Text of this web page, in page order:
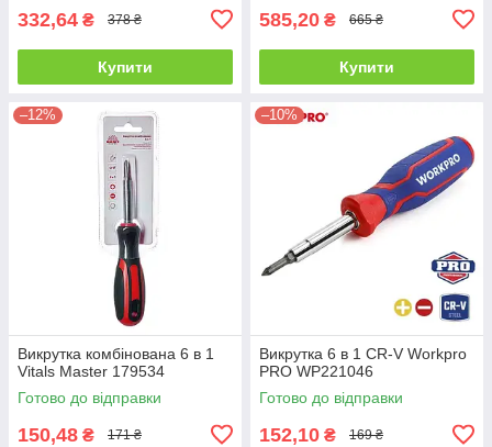
332,64 ₴ 378 ₴
Купити
585,20 ₴ 665 ₴
Купити
–12%
Викрутка комбінована 6 в 1
Vitals Master 179534
Готово до відправки
150,48 ₴ 171 ₴
–10%
Викрутка 6 в 1 CR-V Workpro
PRO WP221046
Готово до відправки
152,10 ₴ 169 ₴